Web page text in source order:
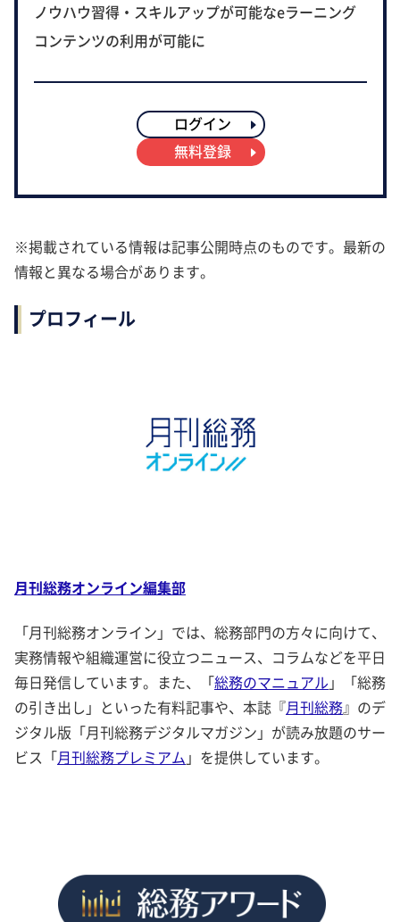
ノウハウ習得・スキルアップが可能なeラーニング
コンテンツの利用が可能に
ログイン
無料登録
※掲載されている情報は記事公開時点のものです。最新の
情報と異なる場合があります。
プロフィール
月刊総務オンライン編集部
「月刊総務オンライン」では、総務部門の方々に向けて、
実務情報や組織運営に役立つニュース、コラムなどを平日
毎日発信しています。また、「総務のマニュアル 」「総務
の引き出し」といった有料記事や、本誌『月刊総務』のデ
ジタル版「月刊総務デジタルマガジン」が読み放題のサー
ビス「月刊総務プレミアム 」を提供しています。